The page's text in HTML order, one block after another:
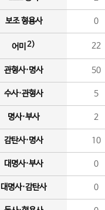
보조 형용사 0
어미 2) 22
관형사·명사 50
수사·관형사 5
명사·부사 2
감탄사·명사 10
대명사·부사 0
대명사·감탄사 0